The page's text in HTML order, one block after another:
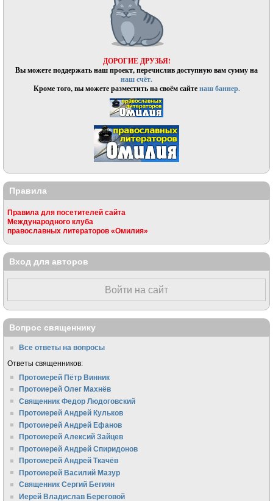
ДОРОГИЕ ДРУЗЬЯ!
Вы можете поддержать наш проект, перечислив доступную вам сумму на
наш счёт.
Кроме того, вы можете разместить на своём сайтенаш баннер.
Правила
Правила для посетителей сайта
Международного клуба
православных литераторов «Омилия»
Вход для авторов
Войти на сайт
Вопрос священнику
Все ответы на вопросы
Ответы священников:
Протоиерей Пётр Винник
Протоиерей Олег Махнёв
Священник Федор Людоговский
Протоиерей Андрей Кульков
Протоиерей Андрей Ефанов
Протоиерей Алексий Зайцев
Протоиерей Андрей Спиридонов
Протоиерей Андрей Ткачёв
Протоиерей Василий Мазур
Священник Сергий Бегиян
Иерей Владислав Береговой